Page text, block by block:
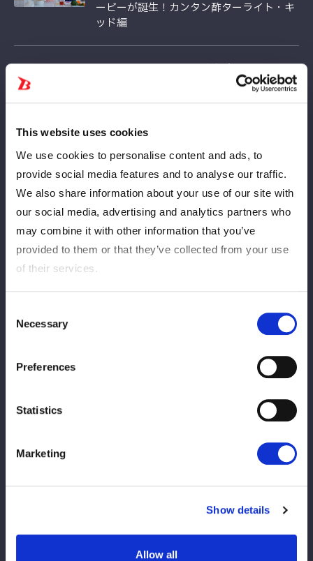
This website uses cookies
We use cookies to personalise content and ads, to
provide social media features and to analyse our traffic.
We also share information about your use of our site with
our social media, advertising and analytics partners who
may combine it with other information that you’ve
provided to them or that they’ve collected from your use
of their services.
Selection
Necessary
Preferences
Statistics
Marketing
Show details
Allow all
ービーが誕生！カンタン酢ターライト・キ
ッド編
2025/07/03 INFOイベント
【いよいよ明日開催！】STARDOM NEO
GENESISプロデュースコスメ企画「NEO
2025/06/30 INFO
【推し旅コラボ開始！】なつぽい選手のゲ
ームコンテンツ、刀羅ナツコ＆渡辺桃＆上
谷沙弥選手のぶっちゃけトークを楽しも
う！
5★STAR GP 2025 × リベパチ・リベス
CONVERSION 2025』 一般開場時間変更
のお知らせ